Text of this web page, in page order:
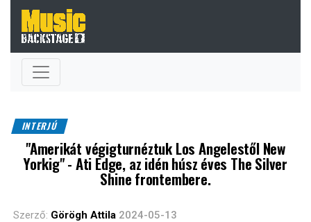
INTERJÚ
"Amerikát végigturnéztuk Los Angelestől New
Yorkig" - Ati Edge, az idén húsz éves The Silver
Shine frontembere.
Szerző: Görögh Attila 2024-05-13